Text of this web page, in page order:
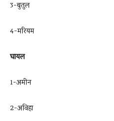
3-बुतुल
4-मरियम
घायल
1-अमीन
2-अविहा